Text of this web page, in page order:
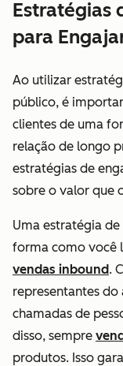
Estratégias
para
Ao utilizar
público, é
clientes de uma
relação de longo
estratégias de
sobre o valor que
Uma estratégia
forma como você
vendas inbound.
representantes
chamadas de
disso, sempre
produtos. Isso